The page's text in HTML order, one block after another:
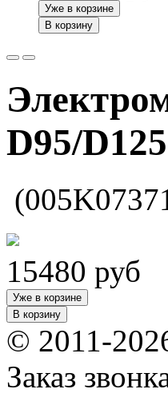
Уже в корзине
В корзину
D95/D125
15480 руб
Уже в корзине
В корзину
© 2011-
Заказ